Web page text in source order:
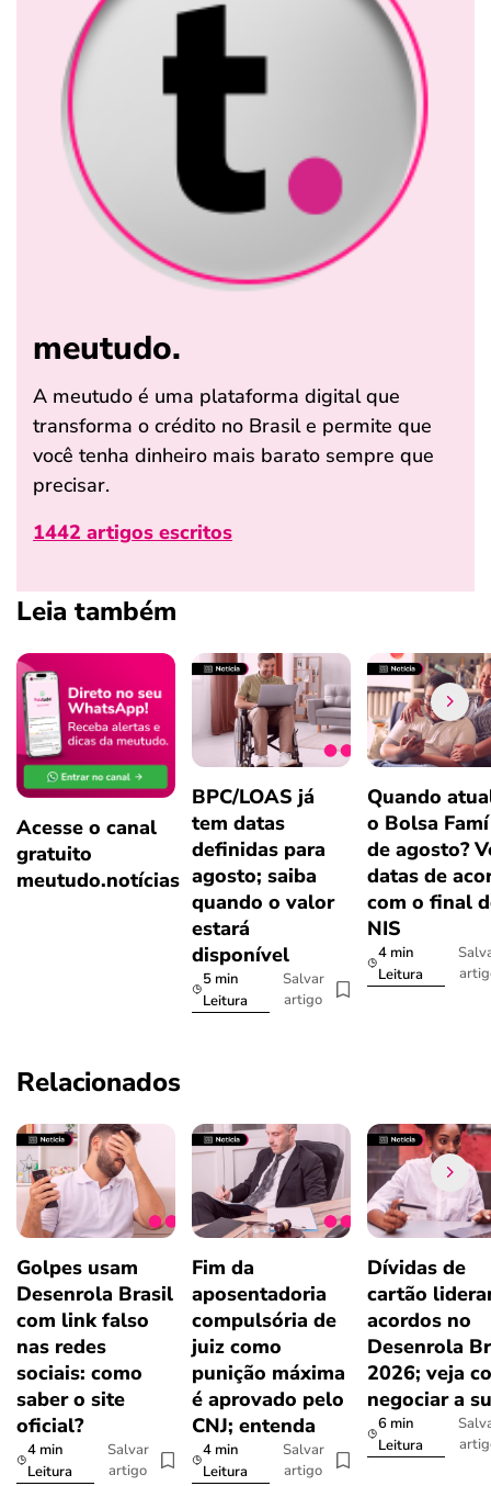
meutudo.
A meutudo é uma plataforma digital que
transforma o crédito no Brasil e permite que
você tenha dinheiro mais barato sempre que
precisar.
1442 artigos escritos
Leia também
Acesse o canal
gratuito
meutudo.notícias
BPC/LOAS já
tem datas
definidas para
agosto; saiba
quando o valor
estará
disponível
5 min
Leitura
Salvar
artigo
Quando
o Bolsa
de agosto?
datas de
com o final
NIS
4 min
Leitura
Relacionados
Golpes usam
Desenrola Brasil
com link falso
nas redes
sociais: como
saber o site
oficial?
4 min
Leitura
Salvar
artigo
Fim da
aposentadoria
compulsória de
juiz como
punição máxima
é aprovado pelo
CNJ; entenda
4 min
Leitura
Salvar
artigo
Dívidas de
cartão
acordos no
Desenrola
2026; veja
negociar a
6 min
Leitura